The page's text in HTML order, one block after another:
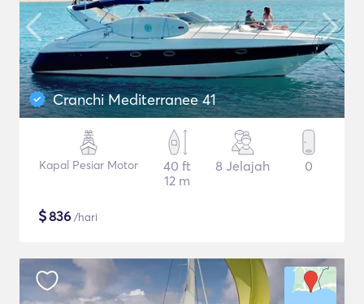
Cranchi Mediterranee 41
Kapal Pesiar Motor
40 ft
12 m
8 Jelajah 0
$836 /hari